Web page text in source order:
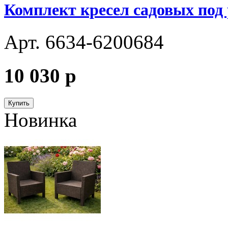
Комплект кресел садовых
Арт. 6634-6200684
10 030 p
Купить
Новинка